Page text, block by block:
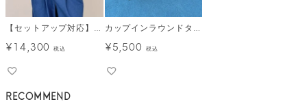
【セットアップ対応】デニムビスチェ メール便
¥14,300 税込
カップインラウンドタンクトップ メール便
¥5,500 税込
RECOMMEND